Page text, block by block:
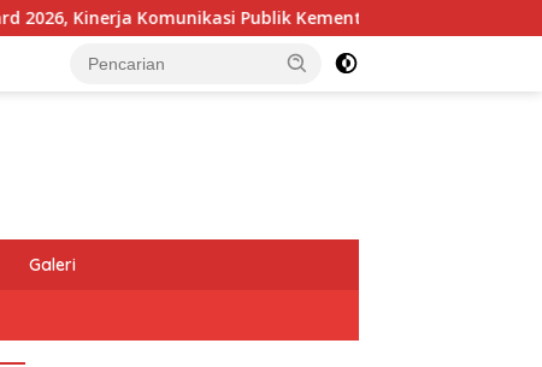
Komunikasi Publik Kementerian ATR/BPN Kembali
Galeri